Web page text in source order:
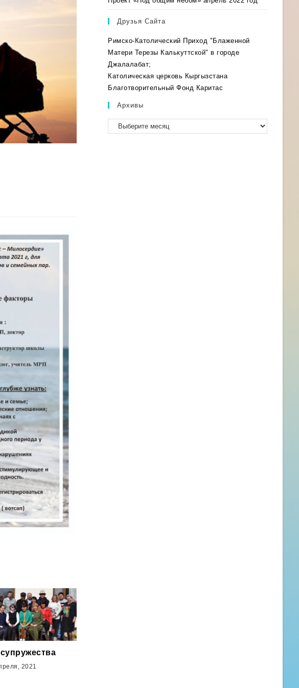
2021
Друзья Сайта
Римско-Католический Приход "Блаженной
Матери Терезы Калькуттской" в городе
Джалалабат;
Католическая церковь Кыргызстана
Благотворительный Фонд Каритас
Архивы
Архивы